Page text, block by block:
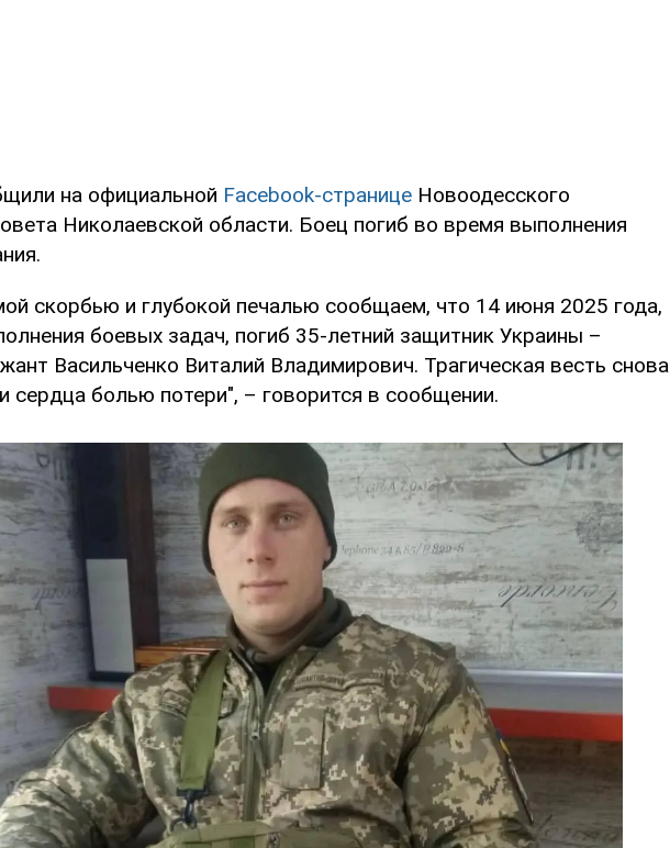
на официальной Facebook-странице Новоодесского
Николаевской области. Боец погиб во время выполнения
скорбью и глубокой печалью сообщаем, что 14 июня 2025 года,
боевых задач, погиб 35-летний защитник Украины –
Васильченко Виталий Владимирович. Трагическая весть снова
сердца болью потери", – говорится в сообщении.